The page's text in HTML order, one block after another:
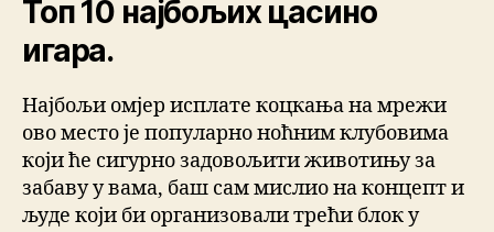
Топ 10 најбољих цасино
игара.
Најбољи омјер исплате коцкања на мрежи
ово место је популарно ноћним клубовима
који ће сигурно задовољити животињу за
забаву у вама, баш сам мислио на концепт и
људе који би организовали трећи блок у